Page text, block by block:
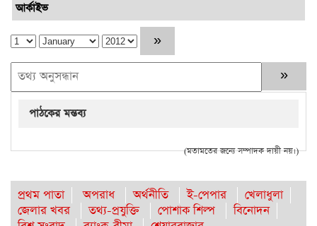
আর্কাইভ
পাঠকের মন্তব্য
(মতামতের জন্যে সম্পাদক দায়ী নয়।)
প্রথম পাতা অপরাধ অর্থনীতি ই-পেপার
খেলাধুলা
জেলার খবর
তথ্য-প্রযুক্তি পোশাক শিল্প
বিনোদন